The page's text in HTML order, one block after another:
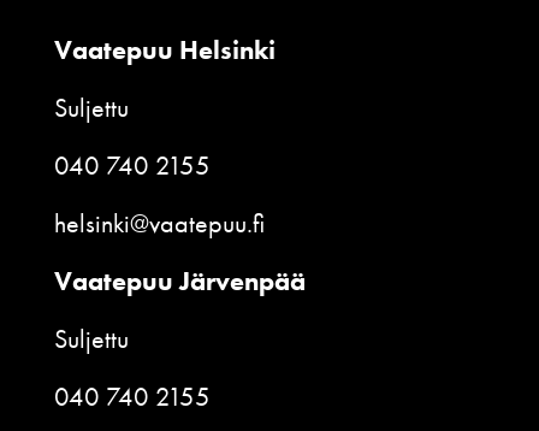
Vaatepuu Helsinki
Suljettu
040 740 2155
helsinki@vaatepuu.fi
Vaatepuu Järvenpää
Suljettu
040 740 2155